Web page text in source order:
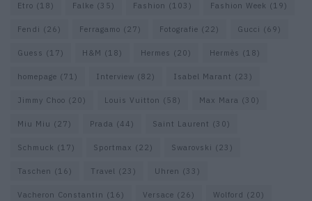
Etro (18) Falke (35) Fashion (103) Fashion Week (19)
Fendi (26) Ferragamo (27) Fotografie (22) Gucci (69)
Guess (17) H&M (18) Hermes (20) Hermès (18)
homepage (71) Interview (82) Isabel Marant (23)
Jimmy Choo (20) Louis Vuitton (58) Max Mara (30)
Miu Miu (27) Prada (44) Saint Laurent (30)
Schmuck (17) Sportmax (22) Swarovski (23)
Taschen (16) Travel (23) Uhren (33)
Vacheron Constantin (16) Versace (26) Wolford (20)